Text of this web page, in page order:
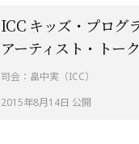
ICC キッズ・プログ
アーティスト・トー
司会：畠中実（ICC）
2015年8月14日 公開